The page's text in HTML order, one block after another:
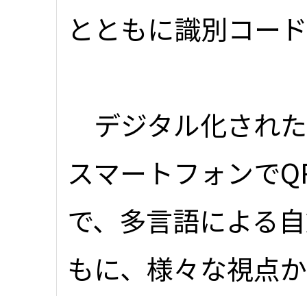
とともに識別コー
デジタル化され
スマートフォンで
で、多言語による
もに、様々な視点